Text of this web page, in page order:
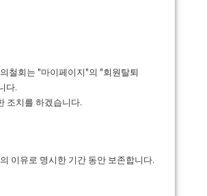
철회는 "마이페이지"의 "회원탈퇴
다.
조치를 하겠습니다.
이유로 명시한 기간 동안 보존합니다.